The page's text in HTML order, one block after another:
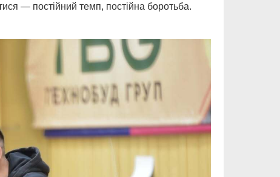
— постійний темп, постійна боротьба.